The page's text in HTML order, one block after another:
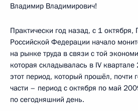
Владимир Владимирович!
Практически год назад, с 1 октября,
Российской Федерации начало
на рынке труда в связи с той
которая складывалась в IV
этот период, который прошёл, почти
части – период с октября по май
по сегодняшний день.